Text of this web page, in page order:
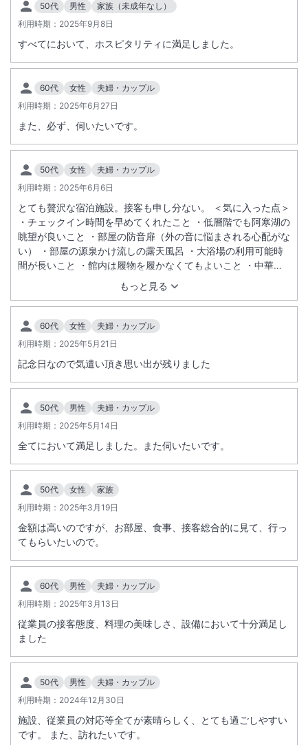
50代 男性
家族（未成年なし）
利用時期： 2025年9月8日
すべてにおいて、ホスピタリティに満足しました。
60代 女性
夫婦・カップル
利用時期： 2025年6月27日
また、必ず、伺いたいです。
50代 女性
夫婦・カップル
利用時期： 2025年6月6日
もっと見る
とても贅沢な宿泊施設。接客も申し分ない。 ＜気に入った点＞
・チェックイン時間を早めてくれたこと ・低層階でも阿寒湖の
眺望が良いこと ・部屋の防音扉（外の音に悩まされる心配がな
い） ・部屋の源泉かけ流しの露天風呂 ・大浴場の利用可能時
間が長いこと ・館内は履物を履かなくてもよいこと ・中華系
の団体が利用していたにも関わらず、一度も接することなく過
ルコールに弱いため、飲食に関して満足感が薄れる。（お酒を
飲む人には十分な配慮がされている） ・女性用の選べる浴衣は
外国人か若い年齢層向きに感じた ・部屋の露天風呂の湯量など
自分で自由に調節できるとより良い ・アメニティは1回分ずつ
で衛生的で良いが、このレベルの宿泊施設ならもう少し上質な
ブランド（例えば、ブルガリなど）にしても良い
60代 女性
夫婦・カップル
利用時期： 2025年5月21日
記念日なので気遣い頂き思い出が残りました
50代 男性
夫婦・カップル
利用時期： 2025年5月14日
全てにおいて満足しました。また伺いたいです。
50代 女性
家族
利用時期： 2025年3月19日
金額は高いのですが、お部屋、食事、接客総合的に見て、行っ
てもらいたいので。
60代 男性
夫婦・カップル
利用時期： 2025年3月13日
従業員の接客態度、料理の美味しさ、設備において十分満足し
ました
50代 男性
夫婦・カップル
利用時期： 2024年12月30日
施設、従業員の対応等全てが素晴らしく、とても過ごしやすい
です。 また、訪れたいです。